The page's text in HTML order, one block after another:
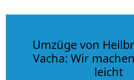
Umzüge von
Vacha: Wir
leicht